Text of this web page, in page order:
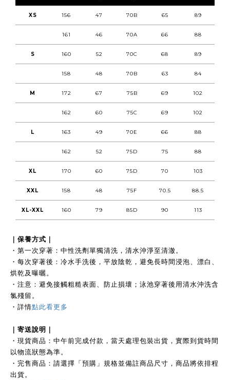
XS 156 47 70B 65 89
161 46 70A 66 88
S 160 52 70C 68 89
158 48 70B 63 84
M 172 67 75B 69 102
162 60 75C 69 102
L 163 49 70E 66 88
162 52 75D 75 88
XL 170 60 75D 70 103
XXL 158 48 75F 70.5 88.5
XL-XXL 160 79 85D 90 113
｜保養方式｜
・第一次穿著：中性洗劑單獨清洗，清水沖淨至清澈。
・每次穿著後：冷水手洗後，平放陰乾，避免長時間浸泡、漂白、
烘乾及曝曬。
・注意：避免接觸粗糙表面、防止損壞；泳池穿著後用清水沖洗含
氯殘留。
・ 詳情點此看更多
｜ 寄送說明｜
・現貨商品：中午前完成付款，當天處理包裝出貨，實際到貨時間
以物流狀態為準。
・完售商品：請選擇「預購」規格並備註商品尺寸，商品將依排程
出貨。